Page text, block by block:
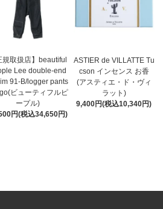
規取扱店】beautiful
Lee double-end
91-B/logger pants
ビューティフルピ
ープル)
円(税込34,650円)
ASTIER de VILLATTE Tu
cson インセンス お香
(アスティエ・ド・ヴィ
ラット)
9,400円(税込10,340円)